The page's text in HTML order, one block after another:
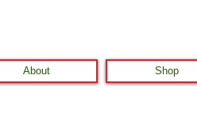
About Shop